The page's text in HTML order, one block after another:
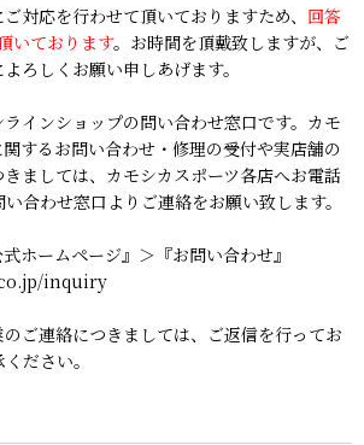
対応を行わせて頂いておりますため、 回答
いております。お時間を頂戴致しますが、ご
ろしくお願い申しあげます。
インショップの問い合わせ窓口です。カモ
するお問い合わせ・修理の受付や実店舗の
ましては、カモシカスポーツ各店へお電話
合わせ窓口よりご連絡をお願い致します。
ホームページ』＞『お問い合わせ』
inquiry
ご連絡につきましては、ご返信を行ってお
ださい。